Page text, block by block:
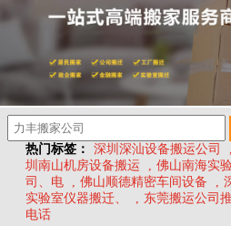
热门标签： 深圳深汕设备搬运公司 ,
圳南山机房设备搬运
, 佛山南海实
司、电
, 佛山顺德精密车间设备 ,
实验室仪器搬迁、
, 东莞搬运公司
电话